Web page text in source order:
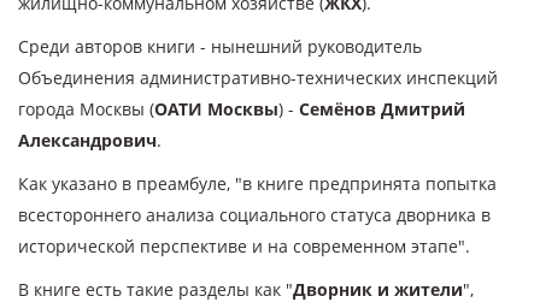
Среди авторов книги - нынешний руководитель
Объединения административно-технических инспекций
города Москвы (ОАТИ Москвы) - Семёнов Дмитрий
Александрович.
Как указано в преамбуле, "в книге предпринята попытка
всестороннего анализа социального статуса дворника в
исторической перспективе и на современном этапе".
В книге есть такие разделы как "Дворник и жители",